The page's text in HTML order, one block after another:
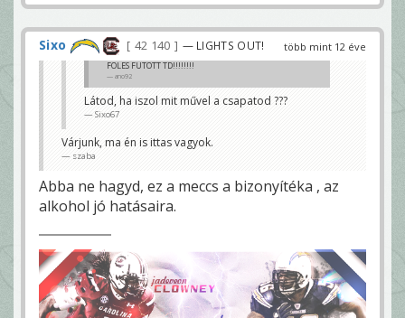
több mint 12 éve
Sixo 42 140 — LIGHTS OUT!
FOLES FUTOTT TD!!!!!!!!
ano92
Látod, ha iszol mit művel a csapatod ???
Sixo67
Várjunk, ma én is ittas vagyok.
szaba
Abba ne hagyd, ez a meccs a bizonyítéka , az
alkohol jó hatásaira.